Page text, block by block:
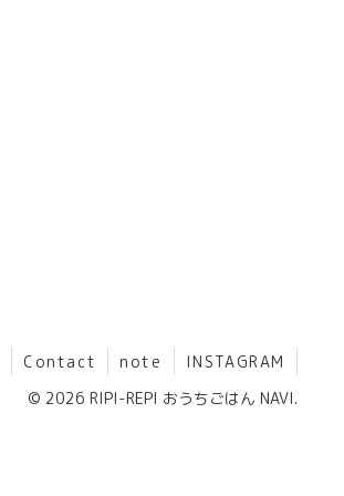
Contact note
INSTAGRAM
© 2026 RIPI-REPI おうちごはん NAVI.